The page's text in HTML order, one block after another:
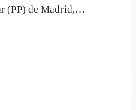
(PP) de Madrid,…